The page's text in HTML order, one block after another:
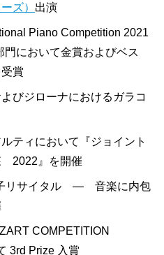
ズ） 出演
Piano Competition 2021
において金賞およびベス
賞
びジローナにおけるガラコ
ティにおいて『ジョイント
2022』を開催
リサイタル ― 音楽に内包
COMPETITION
3rd Prize 入賞